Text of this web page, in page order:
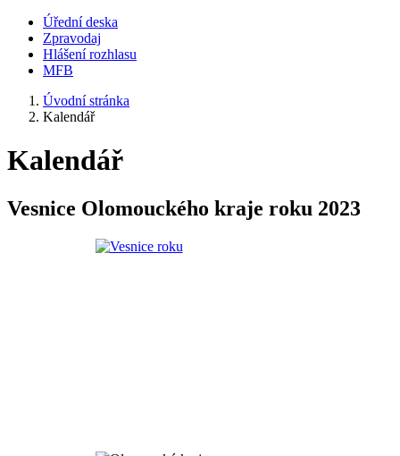
Úřední deska
Zpravodaj
Hlášení rozhlasu
MFB
Úvodní stránka
Kalendář
Kalendář
Vesnice Olomouckého kraje roku 2023